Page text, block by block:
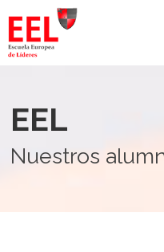
EEL
Nuestros